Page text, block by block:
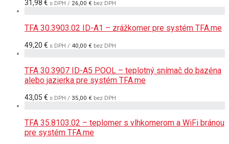
31,98 € s DPH / 26,00 € bez DPH
TFA 30.3903.02 ID-A1 – zrážkomer pre systém TFA.me
49,20 € s DPH / 40,00 € bez DPH
TFA 30.3907 ID-A5 POOL – teplotný snímač do bazéna
alebo jazierka pre systém TFA.me
43,05 € s DPH / 35,00 € bez DPH
TFA 35.8103.02 – teplomer s vlhkomerom a WiFi bránou
pre systém TFA.me